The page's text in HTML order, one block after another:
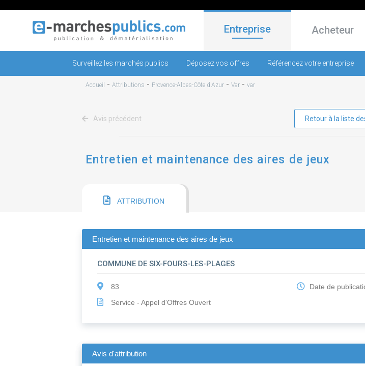
Entreprise Acheteur
Surveillez les marchés publics Déposez vos offres Référencez votre entreprise
Accueil - Attributions - Provence-Alpes-Côte d'Azur - Var - var
Avis précédent Retour à la liste
Entretien et maintenance des aires de jeux
ATTRIBUTION
Entretien et maintenance des aires de jeux
COMMUNE DE SIX-FOURS-LES-PLAGES
83
Service - Appel d'Offres Ouvert
Date de
Avis d'attribution